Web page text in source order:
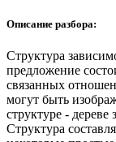
Описание разбора:
Структура
предложение
связанных
могут быть
структуре - дереве
Структура